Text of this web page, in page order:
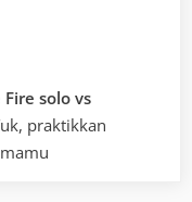
solo vs
praktikkan